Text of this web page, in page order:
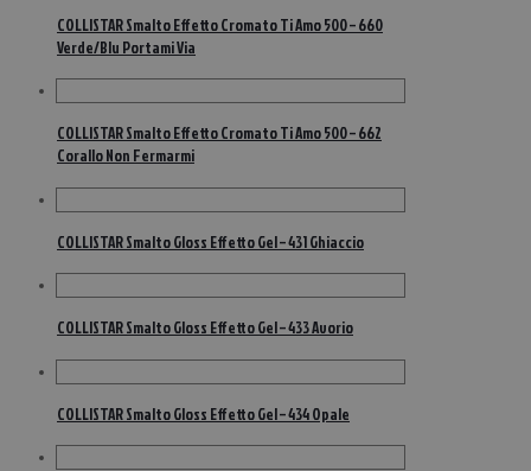
COLLISTAR Smalto Effetto Cromato Ti Amo 500 – 660
Verde/Blu Portami Via
COLLISTAR Smalto Effetto Cromato Ti Amo 500 – 662
Corallo Non Fermarmi
COLLISTAR Smalto Gloss Effetto Gel – 431 Ghiaccio
COLLISTAR Smalto Gloss Effetto Gel – 433 Avorio
COLLISTAR Smalto Gloss Effetto Gel – 434 Opale